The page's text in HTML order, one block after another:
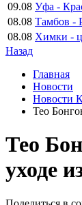
09.08 Уфа -
08.08 Тамбов -
08.08 Химки -
Назад
Главная
Новости
Новости
Тео
Тео
уходе